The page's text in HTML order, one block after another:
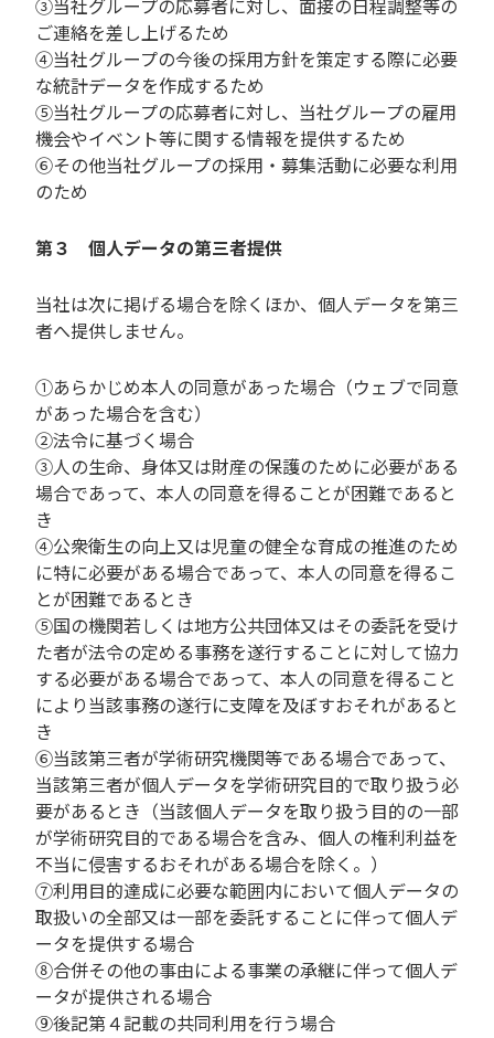
③当社グループの応募者に対し、面接の日程調整等の
ご連絡を差し上げるため
④当社グループの今後の採用方針を策定する際に必要
な統計データを作成するため
⑤当社グループの応募者に対し、当社グループの雇用
機会やイベント等に関する情報を提供するため
⑥その他当社グループの採⽤・募集活動に必要な利⽤
のため
第３ 個人データの第三者提供
当社は次に掲げる場合を除くほか、個人データを第三
者へ提供しません。
①あらかじめ本人の同意があった場合（ウェブで同意
があった場合を含む）
②法令に基づく場合
③人の生命、身体又は財産の保護のために必要がある
場合であって、本人の同意を得ることが困難であると
き
④公衆衛生の向上又は児童の健全な育成の推進のため
に特に必要がある場合であって、本人の同意を得るこ
とが困難であるとき
⑤国の機関若しくは地方公共団体又はその委託を受け
た者が法令の定める事務を遂行することに対して協力
する必要がある場合であって、本人の同意を得ること
により当該事務の遂行に支障を及ぼすおそれがあると
き
⑥当該第三者が学術研究機関等である場合であって、
当該第三者が個人データを学術研究目的で取り扱う必
要があるとき（当該個人データを取り扱う目的の一部
が学術研究目的である場合を含み、個人の権利利益を
不当に侵害するおそれがある場合を除く。）
⑦利用目的達成に必要な範囲内において個人データの
取扱いの全部又は一部を委託することに伴って個人デ
ータを提供する場合
⑧合併その他の事由による事業の承継に伴って個人デ
ータが提供される場合
⑨後記第４記載の共同利⽤を行う場合